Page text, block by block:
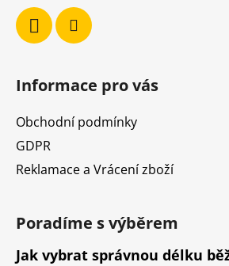
Informace pro vás
Obchodní podmínky
GDPR
Reklamace a Vrácení zboží
Poradíme s výběrem
Jak vybrat správnou délku